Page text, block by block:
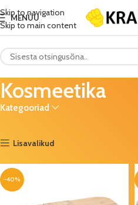
Skip to navigation
Skip to main content
MENÜÜ
Kosmeetika
Kategooriad
Lisavalikud
-40%